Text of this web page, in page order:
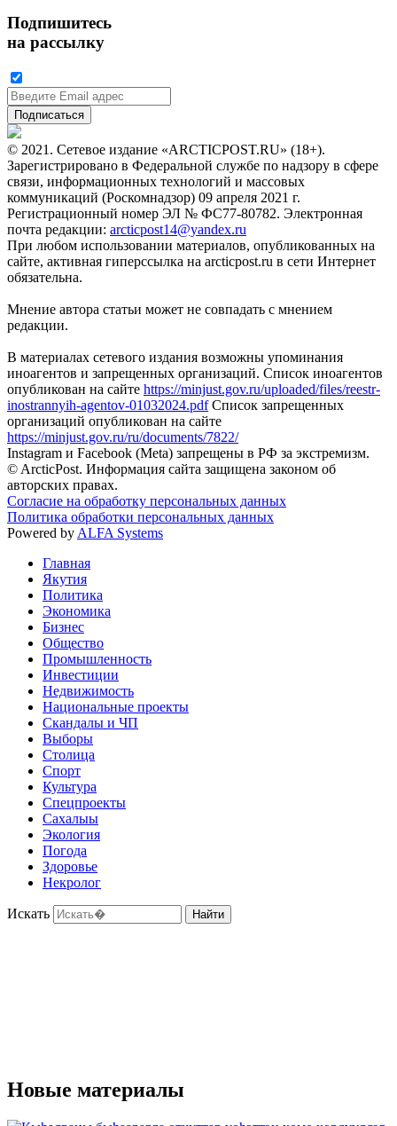
Подпишитесь
на рассылку
© 2021. Сетевое издание «ARCTICPOST.RU» (18+).
Зарегистрировано в Федеральной службе по надзору в сфере
связи, информационных технологий и массовых
коммуникаций (Роскомнадзор) 09 апреля 2021 г.
Регистрационный номер ЭЛ № ФС77-80782. Электронная
почта редакции: arcticpost14@yandex.ru
При любом использовании материалов, опубликованных на
сайте, активная гиперссылка на arcticpost.ru в сети Интернет
обязательна.
Мнение автора статьи может не совпадать с мнением
редакции.
В материалах сетевого издания возможны упоминания
иноагентов и запрещенных организаций. Список иноагентов
опубликован на сайте https://minjust.gov.ru/uploaded/files/reestr-
inostrannyih-agentov-01032024.pdfСписок запрещенных
организаций опубликован на сайте
https://minjust.gov.ru/ru/documents/7822/
Instagram и Facebook (Metа) запрещены в РФ за экстремизм.
© ArcticPost. Информация сайта защищена законом об
авторских правах.
Согласие на обработку персональных данных
Политика обработки персональных данных
Powered by ALFA Systems
Главная
Якутия
Политика
Экономика
Бизнес
Общество
Промышленность
Инвестиции
Недвижимость
Национальные проекты
Скандалы и ЧП
Выборы
Столица
Спорт
Культура
Спецпроекты
Сахалыы
Экология
Погода
Здоровье
Некролог
Искать Найти
Новые материалы